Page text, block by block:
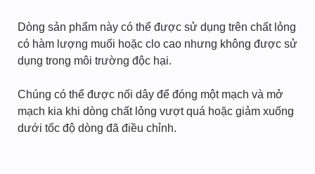
Dòng sản phẩm này có thể được sử dụng trên chất lỏng
có hàm lượng muối hoặc clo cao nhưng không được sử
dụng trong môi trường độc hại.
Chúng có thể được nối dây để đóng một mạch và mở
mạch kia khi dòng chất lỏng vượt quá hoặc giảm xuống
dưới tốc độ dòng đã điều chỉnh.